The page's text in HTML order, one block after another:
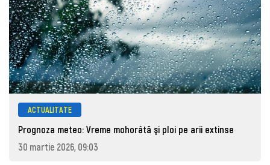
ACTUALITATE
Prognoza meteo: Vreme mohorâtă şi ploi pe arii extinse
30 martie 2026, 09:03